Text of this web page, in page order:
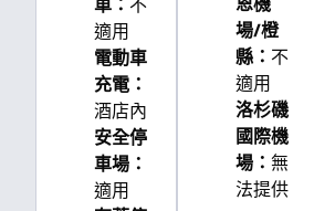
車 ： 不
適用
電動車
充電 ：
酒店內
安全停
車場 ：
適用
場/橙
縣 ： 不
適用
洛杉磯
國際機
場 ： 無
法提供